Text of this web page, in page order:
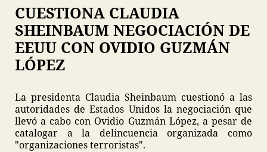
CUESTIONA CLAUDIA
SHEINBAUM NEGOCIACIÓN DE
EEUU CON OVIDIO GUZMÁN
LÓPEZ
La presidenta Claudia Sheinbaum cuestionó a las
autoridades de Estados Unidos la negociación que
llevó a cabo con Ovidio Guzmán López, a pesar de
catalogar a la delincuencia organizada como
"organizaciones terroristas".